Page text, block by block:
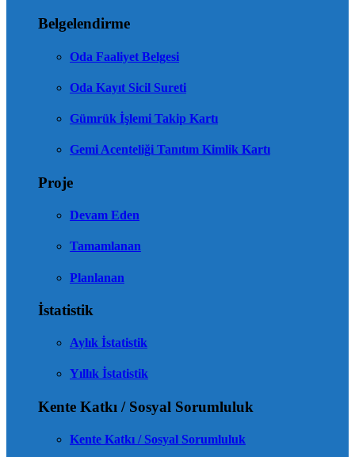
Belgelendirme
Oda Faaliyet Belgesi
Oda Kayıt Sicil Sureti
Gümrük İşlemi Takip Kartı
Gemi Acenteliği Tanıtım Kimlik Kartı
Proje
Devam Eden
Tamamlanan
Planlanan
İstatistik
Aylık İstatistik
Yıllık İstatistik
Kente Katkı / Sosyal Sorumluluk
Kente Katkı / Sosyal Sorumluluk